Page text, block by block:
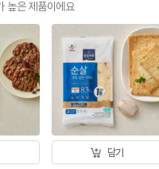
높은 제품이에요
담기